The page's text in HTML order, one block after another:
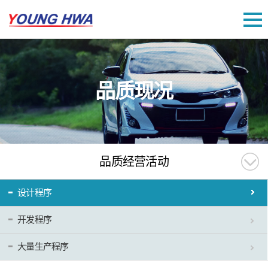
品质现况
品质经营活动
设计程序
开发程序
大量生产程序